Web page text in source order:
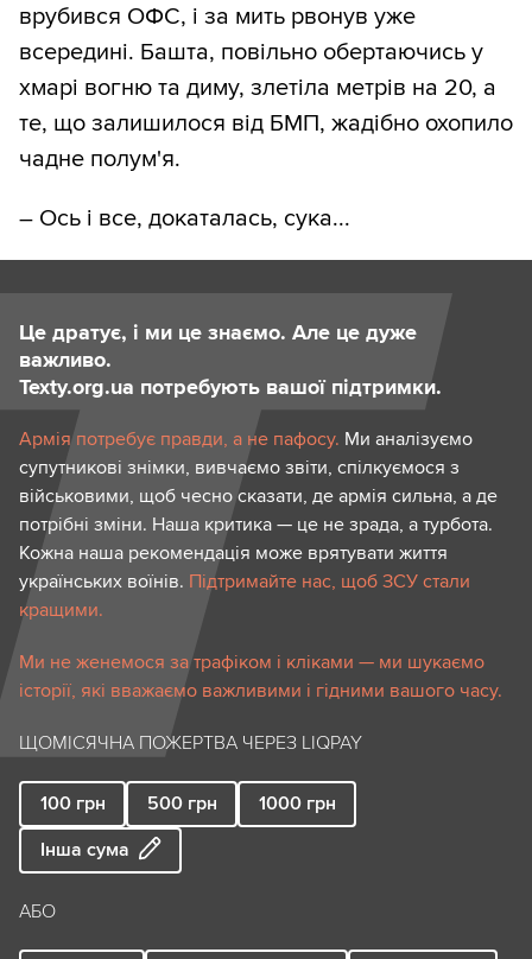
врубився ОФС, і за мить рвонув уже
всередині. Башта, повільно обертаючись у
хмарі вогню та диму, злетіла метрів на 20, а
те, що залишилося від БМП, жадібно охопило
чадне полум'я.
– Ось і все, докаталась, сука...
Це дратує, і ми це знаємо. Але це дуже
важливо.
Texty.org.ua потребують вашої підтримки.
Армія потребує правди, а не пафосу. Ми аналізуємо
супутникові знімки, вивчаємо звіти, спілкуємося з
військовими, щоб чесно сказати, де армія сильна, а де
потрібні зміни. Наша критика — це не зрада, а турбота.
Кожна наша рекомендація може врятувати життя
українських воїнів. Підтримайте нас, щоб ЗСУ стали
кращими.
Ми не женемося за трафіком і кліками — ми шукаємо
історії, які вважаємо важливими і гідними вашого часу.
ЩОМІСЯЧНА ПОЖЕРТВА ЧЕРЕЗ LIQPAY
100 грн 500 грн 1000 грн
Інша сума
АБО